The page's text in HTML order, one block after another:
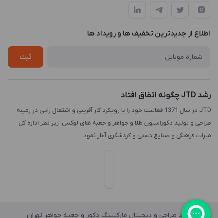
طبقه3
لیست محصولات
درباره ما
چاپ و حکاکی
طراحی سه بعدی
اطلاع از جدیدترین تخفیف ها و رویداد ها
ثبت
رشد JTD چگونه اتفاق افتاد
JTD در سال 1371 فعالیت خود را با رویکرد کار آفرینی و اشتغال زایی در زمینه
طراحی و تولید دکوراسیون طلا و جواهر و جعبه های لوکس، زیر نظر اداره کل
میراث فرهنگی و صنایع دستی و گردشگری آغاز نمود.
واحد طراحی و دیجیتال مارکتینگ دکور و جعبه جواهر تهران